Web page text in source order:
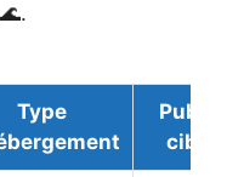
🌊.
Type
Public
cible